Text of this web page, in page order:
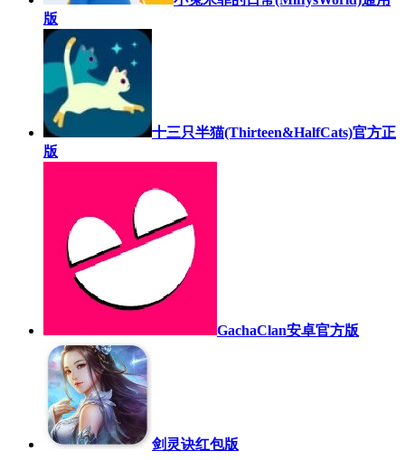
版
十三只半猫(Thirteen&HalfCats)官方正
版
GachaClan安卓官方版
剑灵诀红包版